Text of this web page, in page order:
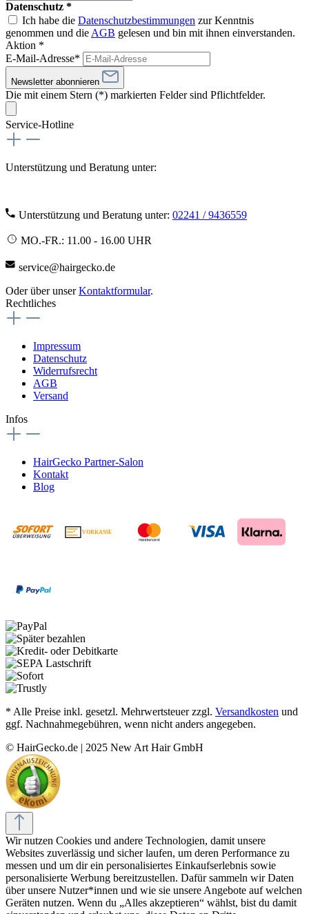
Datenschutz *
Ich habe die Datenschutzbestimmungen zur Kenntnis
genommen und die AGB gelesen und bin mit ihnen einverstanden.
Aktion *
E-Mail-Adresse*
Newsletter abonnieren
Die mit einem Stern (*) markierten Felder sind Pflichtfelder.
Service-Hotline
Unterstützung und Beratung unter:
Unterstützung und Beratung unter: 02241 / 9436559
MO.-FR.: 11.00 - 16.00 UHR
service@hairgecko.de
Oder über unserKontaktformular.
Rechtliches
Impressum
Datenschutz
Widerrufsrecht
AGB
Versand
Infos
HairGecko Partner-Salon
Kontakt
Blog
VORKASSE
* Alle Preise inkl. gesetzl. Mehrwertsteuer zzgl. Versandkosten und
ggf. Nachnahmegebühren, wenn nicht anders angegeben.
© HairGecko.de | 2025 New Art Hair GmbH
Wir nutzen Cookies und andere Technologien, damit unsere
Websites zuverlässig und sicher laufen, um deren Performance zu
messen und um dir ein personalisiertes Einkaufserlebnis sowie
personalisierte Werbung bereitzustellen. Dafür sammeln wir Daten
über unsere Nutzer*innen und wie sie unsere Angebote auf welchen
Geräten nutzen. Wenn du „Alles akzeptieren“ wählst, bist du damit